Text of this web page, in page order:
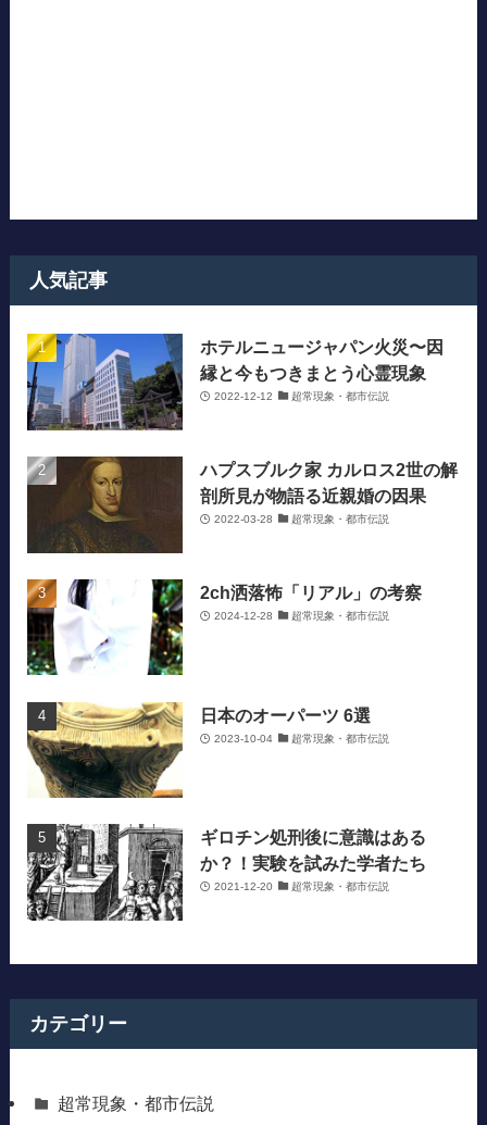
人気記事
ホテルニュージャパン火災〜因
縁と今もつきまとう心霊現象
2022-12-12 超常現象・都市伝説
ハプスブルク家 カルロス2世の解
剖所見が物語る近親婚の因果
2022-03-28 超常現象・都市伝説
2ch洒落怖「リアル」の考察
2024-12-28 超常現象・都市伝説
日本のオーパーツ 6選
2023-10-04 超常現象・都市伝説
ギロチン処刑後に意識はある
か？！実験を試みた学者たち
2021-12-20 超常現象・都市伝説
カテゴリー
超常現象・都市伝説